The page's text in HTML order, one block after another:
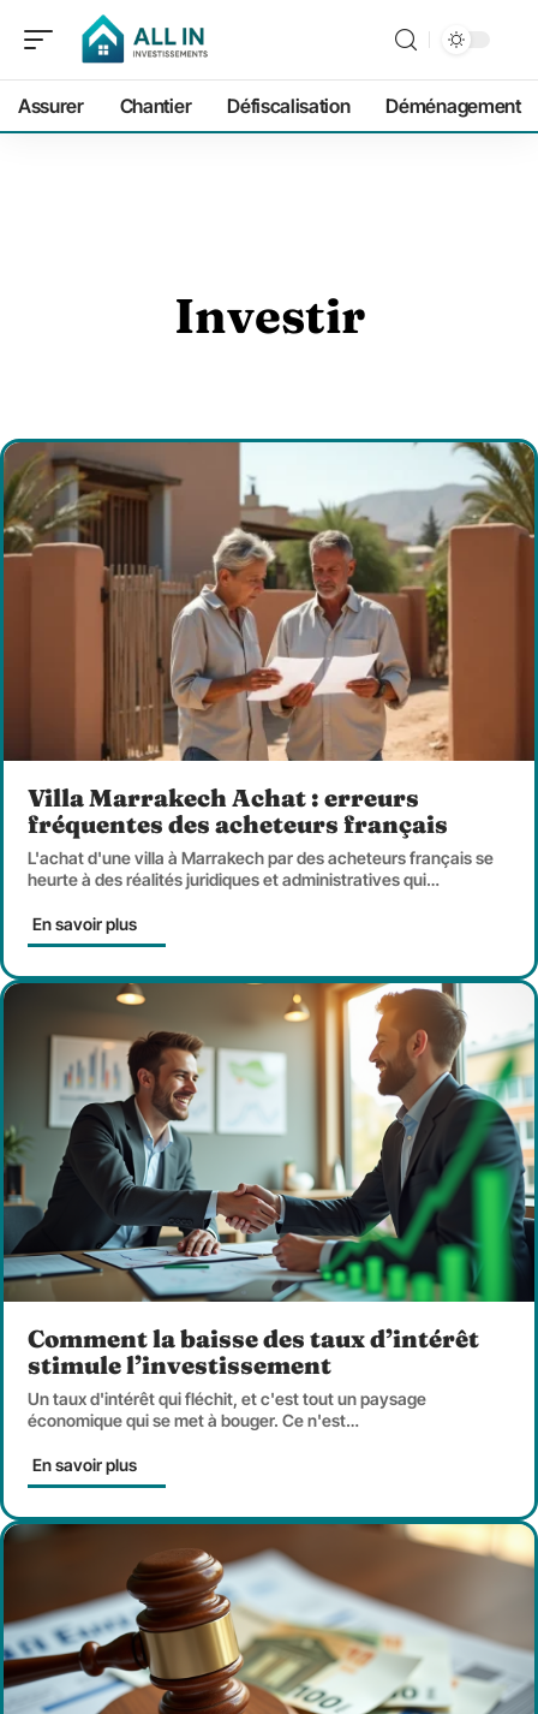
Assurer Chantier Défiscalisation Déménagement
Investir
Villa Marrakech Achat : erreurs
fréquentes des acheteurs français
L'achat d'une villa à Marrakech par des acheteurs français se
heurte à des réalités juridiques et administratives qui…
En savoir plus
Comment la baisse des taux d’intérêt
stimule l’investissement
Un taux d'intérêt qui fléchit, et c'est tout un paysage
économique qui se met à bouger. Ce n'est…
En savoir plus